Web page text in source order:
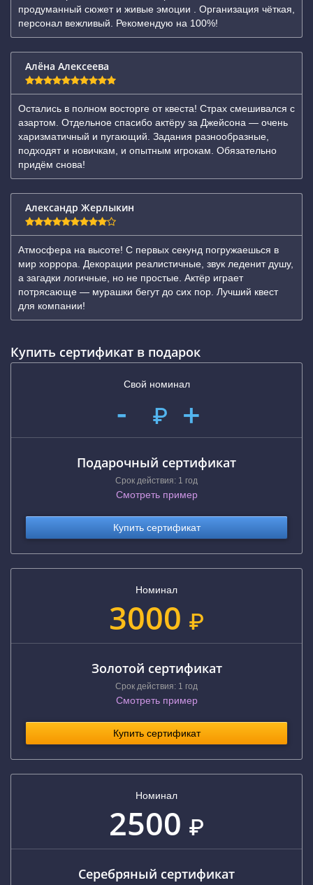
продуманный сюжет и живые эмоции . Организация чёткая,
персонал вежливый. Рекомендую на 100%!
Алёна Алексеева
Остались в полном восторге от квеста! Страх смешивался с
азартом. Отдельное спасибо актёру за Джейсона — очень
харизматичный и пугающий. Задания разнообразные,
подходят и новичкам, и опытным игрокам. Обязательно
придём снова!
Александр Жерлыкин
Атмосфера на высоте! С первых секунд погружаешься в
мир хоррора. Декорации реалистичные, звук леденит душу,
а загадки логичные, но не простые. Актёр играет
потрясающе — мурашки бегут до сих пор. Лучший квест
для компании!
Купить сертификат в подарок
Свой номинал
- ₽ +
Подарочный сертификат
Срок действия: 1 год
Смотреть пример
Купить сертификат
Номинал
3000 ₽
Золотой сертификат
Срок действия: 1 год
Смотреть пример
Купить сертификат
Номинал
2500 ₽
Серебряный сертификат